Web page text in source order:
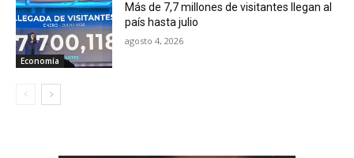
Economía
Más de 7,7 millones de visitantes llegan al
país hasta julio
agosto 4, 2026